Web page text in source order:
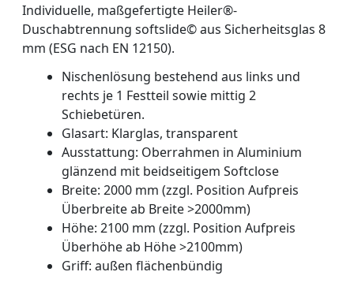
Individuelle, maßgefertigte Heiler®-
Duschabtrennung softslide© aus Sicherheitsglas 8
mm (ESG nach EN 12150).
Nischenlösung bestehend aus links und
rechts je 1 Festteil sowie mittig 2
Schiebetüren.
Glasart: Klarglas, transparent
Ausstattung: Oberrahmen in Aluminium
glänzend mit beidseitigem Softclose
Breite: 2000 mm (zzgl. Position Aufpreis
Überbreite ab Breite >2000mm)
Höhe: 2100 mm (zzgl. Position Aufpreis
Überhöhe ab Höhe >2100mm)
Griff: außen flächenbündig